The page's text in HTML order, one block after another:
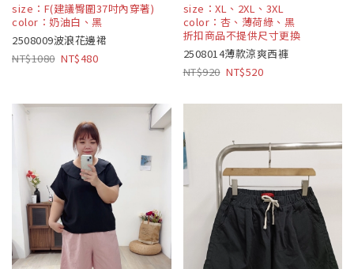
size：F(建議臀圍37吋內穿著)
color：奶油白、黑
2508009波浪花邊裙
1080
480
size：XL、2XL、3XL
color：杏、薄荷綠、黑
折扣商品不提供尺寸更換
2508014薄款涼爽西褲
920
520